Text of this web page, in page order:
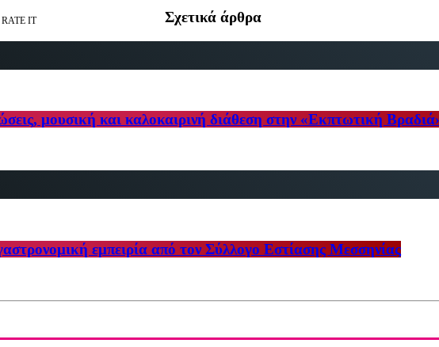
RATE IT Σχετικά άρθρα
μουσική και καλοκαιρινή διάθεση στην «Εκπτωτική
εμπειρία από τον Σύλλογο Εστίασης Μεσσηνίας